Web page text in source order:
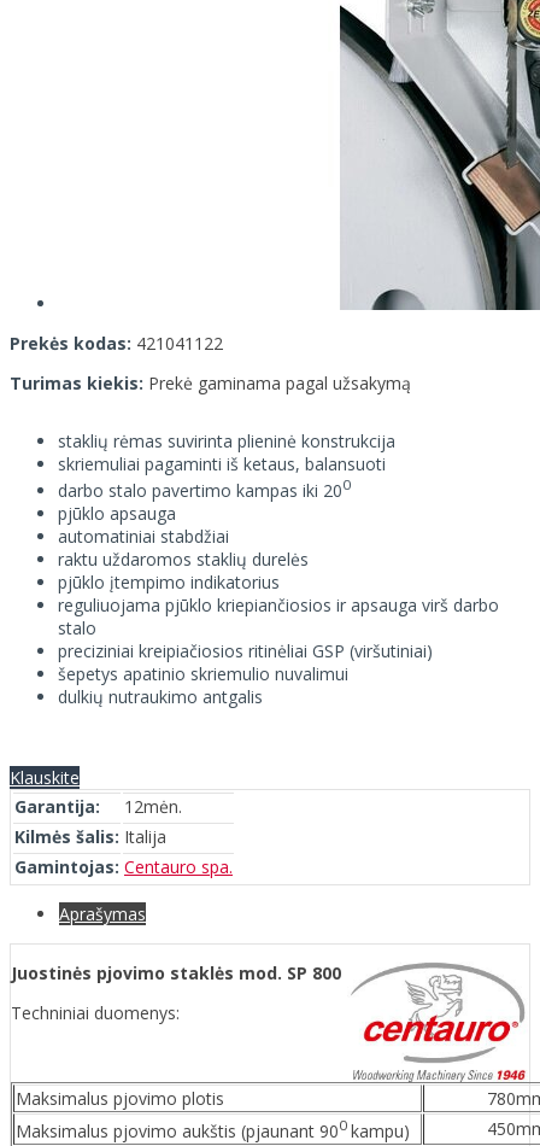
Prekės kodas: 421041122
Turimas kiekis: Prekė gaminama pagal užsakymą
staklių rėmas suvirinta plieninė konstrukcija
skriemuliai pagaminti iš ketaus, balansuoti
darbo stalo pavertimo kampas iki 200
pjūklo apsauga
automatiniai stabdžiai
raktu uždaromos staklių durelės
pjūklo įtempimo indikatorius
reguliuojama pjūklo kriepiančiosios ir apsauga virš darbo
stalo
preciziniai kreipiačiosios ritinėliai GSP (viršutiniai)
šepetys apatinio skriemulio nuvalimui
dulkių nutraukimo antgalis
Klauskite
Garantija:
12mėn.
Kilmės šalis: Italija
Gamintojas: Centauro spa.
Aprašymas
Juostinės pjovimo staklės mod. SP 800
Techniniai duomenys:
Maksimalus pjovimo plotis
Maksimalus pjovimo aukštis (pjaunant 900 kampu)